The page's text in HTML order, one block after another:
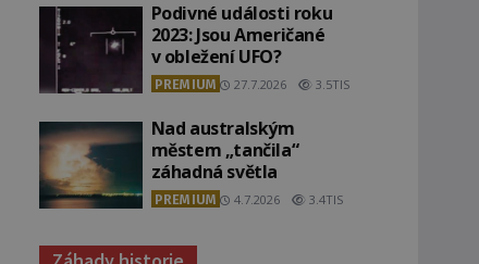
Podivné události roku
2023: Jsou Američané
v obležení UFO?
PREMIUM 27.7.2026 3.5TIS
Nad australským
městem „tančila“
záhadná světla
PREMIUM 4.7.2026 3.4TIS